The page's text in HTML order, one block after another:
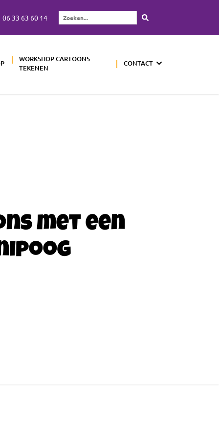
06 33 63 60 14
Zoeken...
WORKSHOP CARTOONS
TEKENEN
CONTACT
met een